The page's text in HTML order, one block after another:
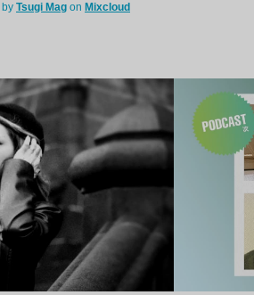
by Tsugi Mag on Mixcloud
Lire l’article